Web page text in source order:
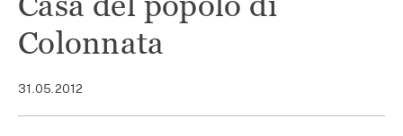
Colonnata
31.05.2012